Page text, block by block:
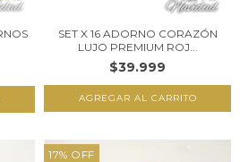
SET X 16 ADORNO CORAZÓN
LUJO PREMIUM ROJ...
$39.999
17% OFF